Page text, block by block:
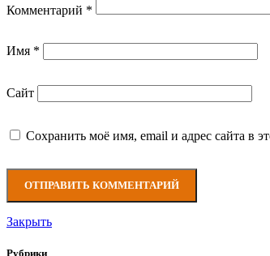
Комментарий *
Имя *
Сайт
Сохранить моё имя, email и адрес сайта в
Закрыть
Рубрики